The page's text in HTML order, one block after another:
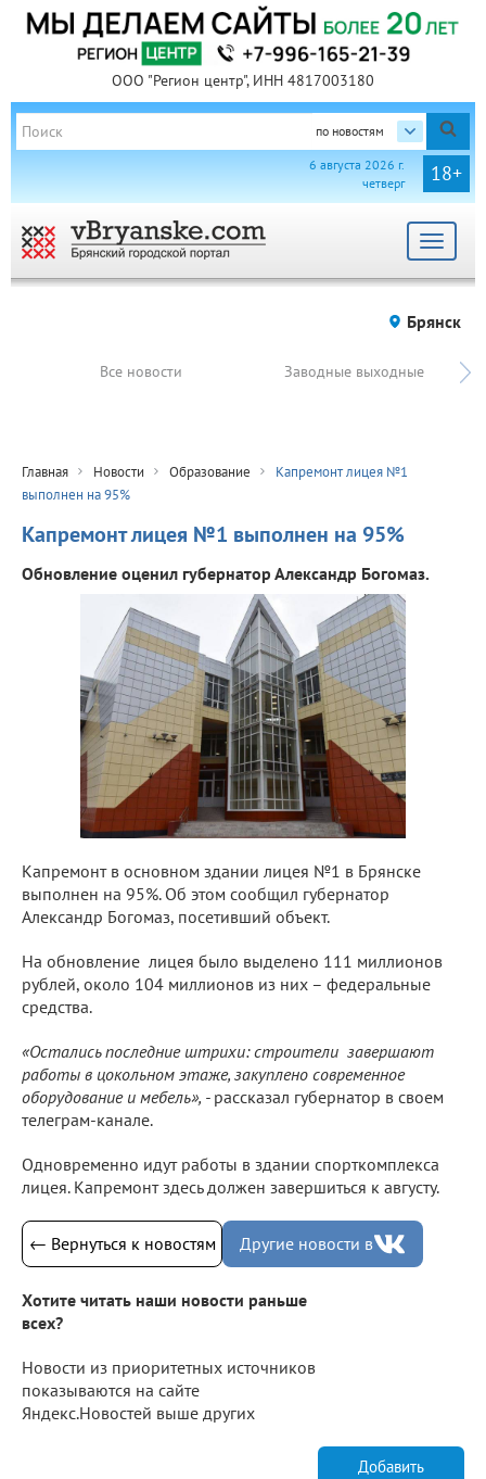
ООО "Регион центр", ИНН 4817003180
по новостям
18+
6 августа 2026 г.
четверг
Toggle
Брянск
Все новости Заводные выходные
Главная Новости Образование
Капремонт лицея №1
выполнен на 95%
Капремонт лицея №1 выполнен на 95%
Обновление оценил губернатор Александр Богомаз.
Капремонт в основном здании лицея №1 в Брянске
выполнен на 95%. Об этом сообщил губернатор
Александр Богомаз, посетивший объект.
На обновление лицея было выделено 111 миллионов
рублей, около 104 миллионов из них – федеральные
средства.
«Остались последние штрихи: строители завершают
работы в цокольном этаже, закуплено современное
оборудование и мебель», - рассказал губернатор в своем
телеграм-канале.
Одновременно идут работы в здании спорткомплекса
лицея. Капремонт здесь должен завершиться к августу.
← Вернуться к новостям Другие новости в
Хотите читать наши новости раньше
всех?
Новости из приоритетных источников
показываются на сайте
Яндекс.Новостей выше других
Добавить